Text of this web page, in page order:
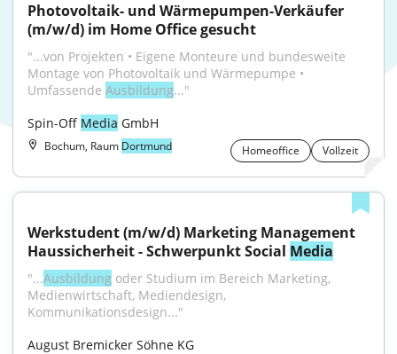
Photovoltaik- und Wärmepumpen-Verkäufer
(m/w/d) im Home Office gesucht
"...von Projekten • Eigene Monteure und bundesweite
Montage von Photovoltaik und Wärmepumpe •
Umfassende Ausbildung..."
Spin-Off Media GmbH
Bochum, Raum Dortmund Homeoffice Vollzeit
Werkstudent (m/w/d) Marketing Management
Haussicherheit - Schwerpunkt Social Media
"...Ausbildung oder Studium im Bereich Marketing,
Medienwirtschaft, Mediendesign,
Kommunikationsdesign..."
August Bremicker Söhne KG